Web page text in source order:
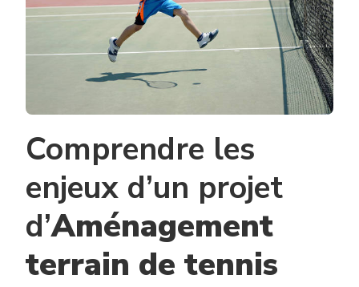
DE
TENNIS
?
Comprendre les
enjeux d’un projet
d’Aménagement
terrain de tennis